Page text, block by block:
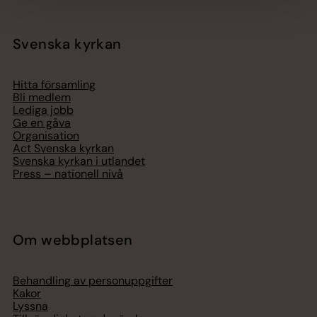
Svenska kyrkan
Hitta församling
Bli medlem
Lediga jobb
Ge en gåva
Organisation
Act Svenska kyrkan
Svenska kyrkan i utlandet
Press – nationell nivå
Om webbplatsen
Behandling av personuppgifter
Kakor
Lyssna